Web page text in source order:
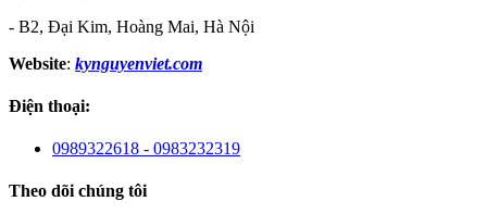
- B2, Đại Kim, Hoàng Mai, Hà Nội
Website: kynguyenviet.com
Điện thoại:
0989322618 - 0983232319
Theo dõi chúng tôi